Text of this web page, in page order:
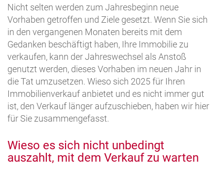
Nicht selten werden zum Jahresbeginn neue
Vorhaben getroffen und Ziele gesetzt. Wenn Sie sich
in den vergangenen Monaten bereits mit dem
Gedanken beschäftigt haben, Ihre Immobilie zu
verkaufen, kann der Jahreswechsel als Anstoß
genutzt werden, dieses Vorhaben im neuen Jahr in
die Tat umzusetzen. Wieso sich 2025 für Ihren
Immobilienverkauf anbietet und es nicht immer gut
ist, den Verkauf länger aufzuschieben, haben wir hier
für Sie zusammengefasst.
Wieso es sich nicht unbedingt
auszahlt, mit dem Verkauf zu warten